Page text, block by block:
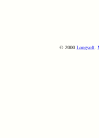
© 2000 Longsoft